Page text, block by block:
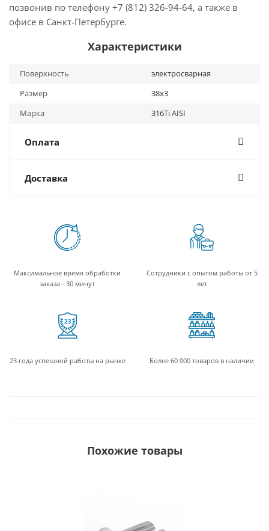
позвонив по телефону +7 (812) 326-94-64, а также в
офисе в Санкт-Петербурге.
Характеристики
Поверхность
электросварная
Размер
38х3
Марка
316Ti AISI
Оплата
Доставка
Максимальное время обработки
заказа - 30 минут
Сотрудники с опытом работы от 5
лет
23 года успешной работы на рынке Более 60 000 товаров в наличии
Похожие товары